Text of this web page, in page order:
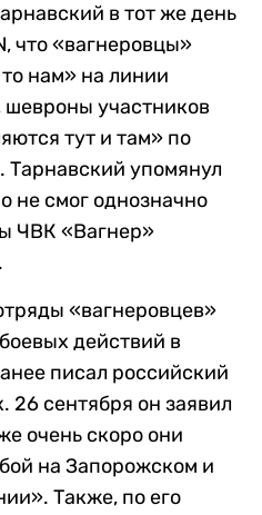
в тот же день
что «вагнеровцы»
нам» на линии
шевроны участников
тут и там» по
упомянул
не смог однозначно
ЧВК «Вагнер»
«вагнеровцев»
действий в
писал российский
26 сентября он заявил
очень скоро они
на Запорожском и
Также, по его